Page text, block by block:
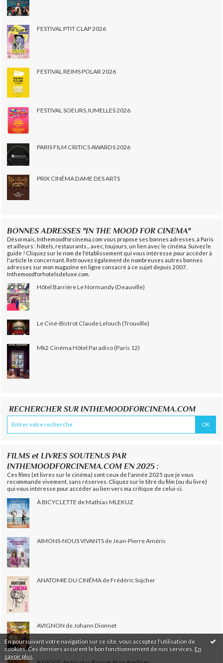
En poursuivant votre navigation sur ce site, vous acceptez l'utilisation de
cookies. Ces derniers assurent le bon fonctionnement de nos services. En
savoir plus
FESTIVAL PTIT CLAP 2026
FESTIVAL REIMS POLAR 2026
FESTIVAL SOEURS JUMELLES 2026
PARIS FILM CRITICS AWARDS 2026
PRIX CINÉMA DAME DES ARTS
BONNES ADRESSES "IN THE MOOD FOR CINEMA"
Désormais, Inthemoodforcinema.com vous propose ses bonnes adresses, à Paris
et ailleurs : hôtels, restaurants... avec, toujours, un lien avec le cinéma. Suivez le
guide ! Cliquez sur le nom de l'établissement qui vous intéresse pour accéder à
l'article le concernant. Retrouvez également de nombreuses autres bonnes
adresses sur mon magazine en ligne consacré à ce sujet depuis 2007,
Inthemoodforhotelsdeluxe.com.
Hôtel Barrière Le Normandy (Deauville)
Le Ciné-Bistrot Claude Lelouch (Trouville)
Mk2 Cinéma Hôtel Paradiso (Paris 12)
RECHERCHER SUR INTHEMOODFORCINEMA.COM
FILMS et LIVRES SOUTENUS PAR
INTHEMOODFORCINEMA.COM EN 2025 :
Ces films (et livres sur le cinéma) sont ceux de l'année 2025 que je vous
recommande vivement, sans réserves. Cliquez sur le titre du film (ou du livre)
qui vous intéresse pour accéder au lien vers ma critique de celui-ci.
À BICYCLETTE de Mathias MLEKUZ
AIMONS-NOUS VIVANTS de Jean-Pierre Améris
ANATOMIE DU CINÉMA de Frédéric Sojcher
AVIGNON de Johann Dionnet